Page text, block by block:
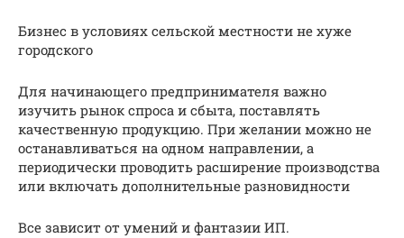
Бизнес в условиях сельской местности не хуже
городского
Для начинающего предпринимателя важно
изучить рынок спроса и сбыта, поставлять
качественную продукцию. При желании можно не
останавливаться на одном направлении, а
периодически проводить расширение производства
или включать дополнительные разновидности
Все зависит от умений и фантазии ИП.